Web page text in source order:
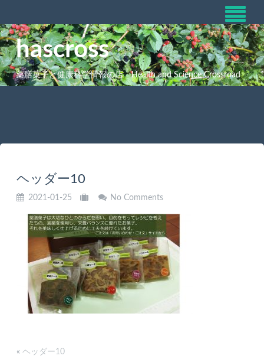
hascross
薬膳菓子と健康科学情報の店 Health and Science Crossroad
ヘッダー10
2021-01-25 No Comments
« ヘッダー10